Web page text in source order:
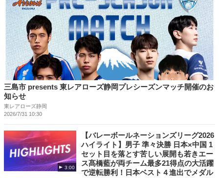
三島市 presents 東レアローズ静岡プレシーズンマッチ開催のお
知らせ
東レアローズ静岡
2026/7/31 10:30
3:00
【バレーボールネーションズリーグ2026
ハイライト】男子 準々決勝 日本×中国 1
セット目を落とす苦しい展開も若きエー
ス髙橋藍が両チーム最多21得点の大活躍
で逆転勝利！日本ベスト４進出でメダル